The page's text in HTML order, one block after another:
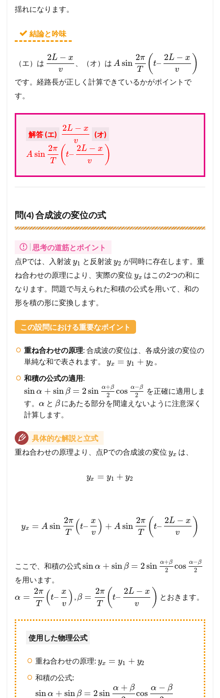
揺れになります。
結論と吟味
（エ）は
2L − x
v
、（オ）は A sin
2π
T
( t–
2L − x
v
)
です。経路長が正しく計算できているかがポイントで
す。
解答 (エ)
2L − x
v
(オ)
A sin
2π
T
( t–
2L − x
v
)
問(4) 合成波の変位の式
思考の道筋とポイント
点Pでは、入射波 y1 と反射波y2 が同時に存在します。重
ね合わせの原理により、実際の変位 yx はこの2つの和に
なります。問題で与えられた和積の公式を用いて、和の
形を積の形に変換します。
この設問における重要なポイント
重ね合わせの原理: 合成波の変位は、各成分波の変位の
単純な和で表されます。 yx = y1 + y2 。
和積の公式の適用:
sinα + sin β = 2sin α+β
2 cos α−β
2
を正確に適用しま
す。 α と βにあたる部分を間違えないように注意深く
計算します。
具体的な解説と立式
重ね合わせの原理より、点Pでの合成波の変位 yx は、
yx = y1 + y2
yx = A sin
2π
T
(t–
x
v ) + A sin
2π
T
( t–
2L − x
v
)
ここで、和積の公式sinα + sin β = 2sin α+β
2 cos α−β
2
を用います。
α =
2π
T
(t–
x
v ) , β =
2π
T
(t–
2L − x
v
) とおきます。
使用した物理公式
重ね合わせの原理: yx = y1 + y2
和積の公式:
sinα + sin β = 2sin
α + β
cos
α − β